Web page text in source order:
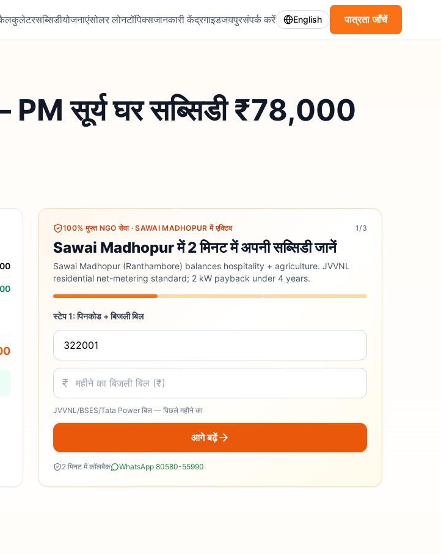
सब्सिडीयोजनाएंसोलर लोनटॉपिक्सजानकारी केंद्रगाइडजयपुरसंपर्क करें English पात्रता जाँचें
PM सूर्य घर सब्सिडी ₹78,000
100% मुफ्त NGO सेवा·SAWAI MADHOPUR में एक्टिव 1/3
Sawai Madhopur में 2 मिनट में अपनी सब्सिडी जानें
Sawai Madhopur (Ranthambore) balances hospitality + agriculture. JVVNL
residential net-metering standard; 2 kW payback under 4 years.
स्टेप 1: पिनकोड + बिजली बिल
JVVNL/BSES/Tata Power बिल — पिछले महीने का
आगे बढ़ें
2 मिनट में कॉलबैक WhatsApp 80580-55990